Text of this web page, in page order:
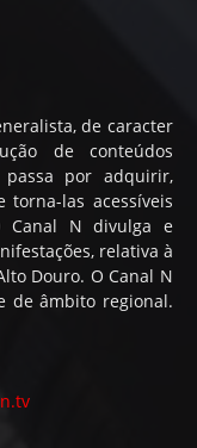
de caracter
de conteúdos
por adquirir,
las acessíveis
Canal N divulga e
relativa à
Douro. O Canal N
de âmbito regional.